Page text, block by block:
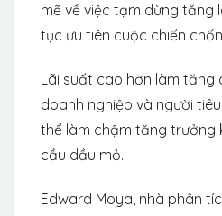
mẽ về việc tạm dừng tăng
tục ưu tiên cuộc chiến
Lãi suất cao hơn làm tăng
doanh nghiệp và người
thể làm chậm tăng trưởng
cầu dầu mỏ.
Edward Moya, nhà phân